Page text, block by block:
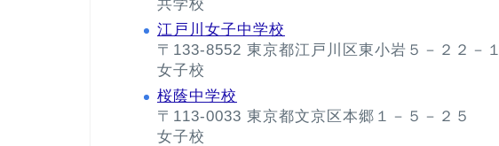
共学校
江戸川女子中学校
〒133-8552 東京都江戸川区東小岩５－２２－１
女子校
桜蔭中学校
〒113-0033 東京都文京区本郷１－５－２５
女子校